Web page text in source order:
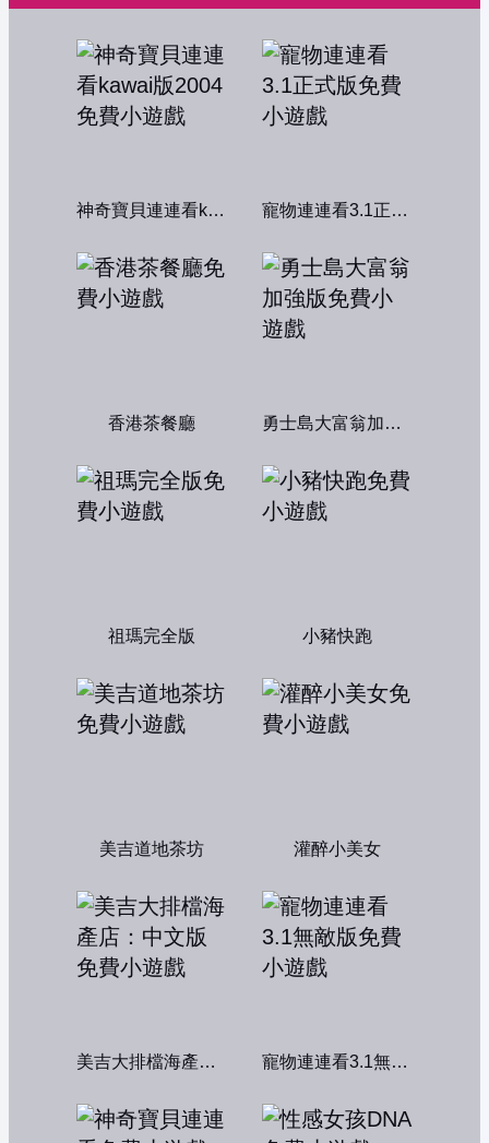
神奇寶貝連連看kawai版2004 寵物連連看3.1正式版
香港茶餐廳 勇士島大富翁加強版
祖瑪完全版 小豬快跑
美吉道地茶坊 灌醉小美女
美吉大排檔海產店：中文版 寵物連連看3.1無敵版